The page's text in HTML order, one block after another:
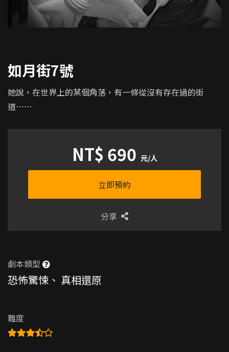
如月街7號
她說，在世界上的某個角落，有一條從沒有存在過的街
道⋯⋯
NT$ 690 元/人
立即預約
分享
劇本類型
恐怖驚悚 、 真相還原
難度